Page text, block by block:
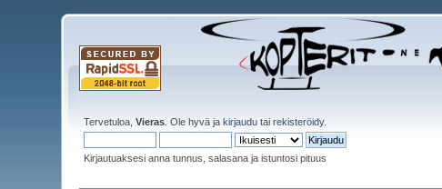
Tervetuloa,Vieras . Ole hyvä jakirjaudu tairekisteröidy.
Kirjautuaksesi anna tunnus, salasana ja istuntosi pituus